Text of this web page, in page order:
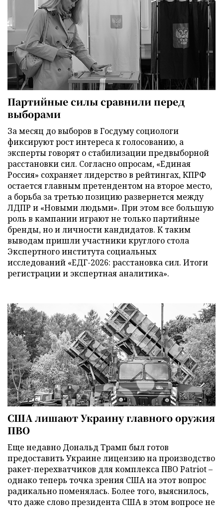
Партийные силы сравнили перед
выборами
За месяц до выборов в Госдуму социологи
фиксируют рост интереса к голосованию, а
эксперты говорят о стабилизации предвыборной
расстановки сил. Согласно опросам, «Единая
Россия» сохраняет лидерство в рейтингах, КПРФ
остается главным претендентом на второе место,
а борьба за третью позицию развернется между
ЛДПР и «Новыми людьми». При этом все большую
роль в кампании играют не только партийные
бренды, но и личности кандидатов. К таким
выводам пришли участники круглого стола
Экспертного института социальных
исследований «ЕДГ-2026: расстановка сил. Итоги
регистрации и экспертная аналитика».
США лишают Украину главного оружия
ПВО
Еще недавно Дональд Трамп был готов
предоставить Украине лицензию на производство
ракет-перехватчиков для комплекса ПВО Patriot –
однако теперь точка зрения США на этот вопрос
радикально поменялась. Более того, выяснилось,
что даже слово президента США в этом вопросе не